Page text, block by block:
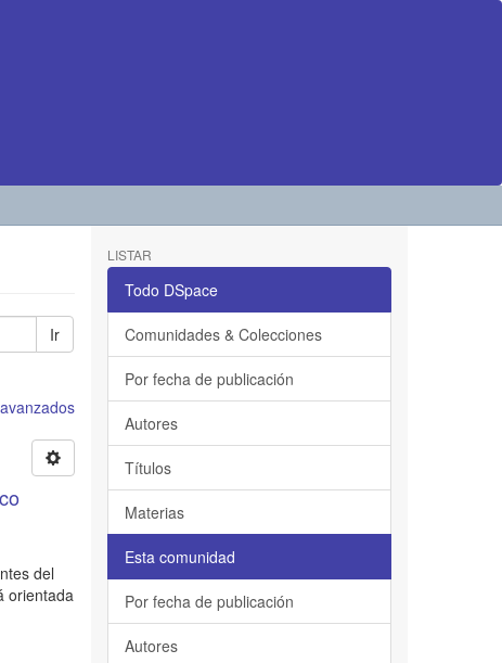
Ir
del
orientada
LISTAR
Todo DSpace
Comunidades & Colecciones
Por fecha de publicación
Autores
Títulos
Materias
Esta comunidad
Por fecha de publicación
Autores